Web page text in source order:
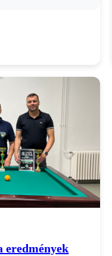
eredmények